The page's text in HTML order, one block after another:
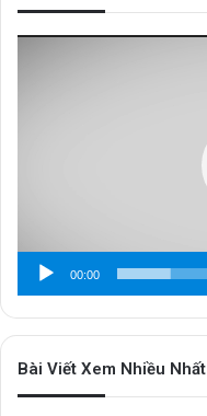
00:00
Bài Viết Xem Nhiều Nhất